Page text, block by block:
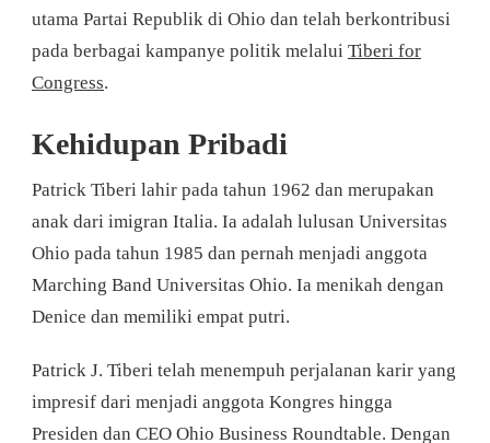
utama Partai Republik di Ohio dan telah berkontribusi
pada berbagai kampanye politik melalui Tiberi for
Congress.
Kehidupan Pribadi
Patrick Tiberi lahir pada tahun 1962 dan merupakan
anak dari imigran Italia. Ia adalah lulusan Universitas
Ohio pada tahun 1985 dan pernah menjadi anggota
Marching Band Universitas Ohio. Ia menikah dengan
Denice dan memiliki empat putri.
Patrick J. Tiberi telah menempuh perjalanan karir yang
impresif dari menjadi anggota Kongres hingga
Presiden dan CEO Ohio Business Roundtable. Dengan